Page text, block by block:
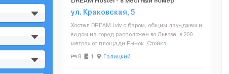
ул. Краковская, 5
Хостел DREAM Lviv с баром, общим лаунджем и
видом на город расположен во Львове, в 200
метрах от площади Рынок. Стойка
регистрации открыта круглосуточно. На всей
территории предоставляется бесплатный Wi-
8 1 Галицкий